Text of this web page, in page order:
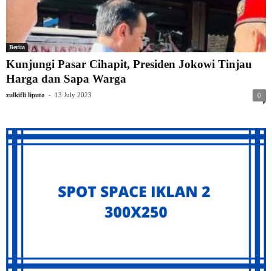
Berita
Kunjungi Pasar Cihapit, Presiden Jokowi Tinjau
Harga dan Sapa Warga
zulkifli liputo - 13 July 2023 0